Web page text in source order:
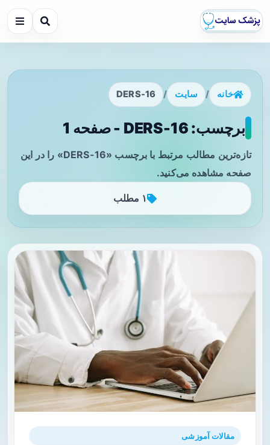
خانه / سایت /
DERS-16
برچسب: DERS-16 - صفحه 1
تازه‌ترین مطالب مرتبط با برچسب «DERS-16» را در این
صفحه مشاهده می‌کنید.
۱ مطلب
مقالات آموزشی